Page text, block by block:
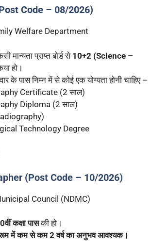
Code – 08/2026)
Welfare Department
मान्यता प्राप्त बोर्ड से 10+2 (Science –
हो।
के पास निम्न में से कोई एक योग्यता होनी चाहिए –
Certificate (2 साल)
Diploma (2 साल)
Technology Degree
(Post Code – 10/2026)
Council (NDMC)
कक्षा पासकी हो।
रूम में कम से कम 2 वर्ष का अनुभव आवश्यक।